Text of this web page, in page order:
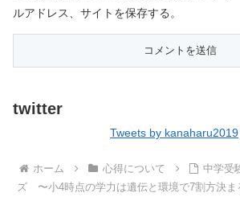
ルアドレス、サイトを保存する。
twitter
Tweets by kanaharu2019
ホーム 心得について
中学受
ズ 〜小4時点の学力は遺伝と環境で7割方決ま